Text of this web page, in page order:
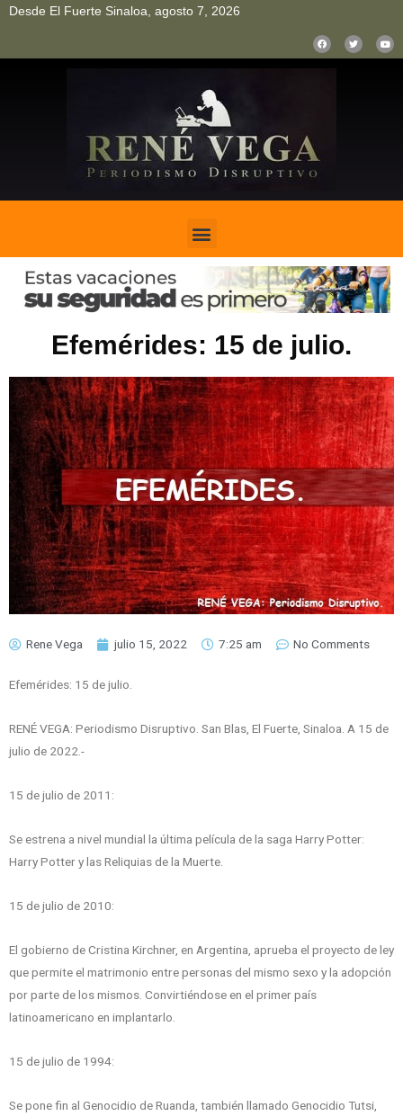
Desde El Fuerte Sinaloa, agosto 7, 2026
Efemérides: 15 de julio.
Rene Vega julio 15, 2022 7:25 am No Comments
Efemérides: 15 de julio.
RENÉ VEGA: Periodismo Disruptivo. San Blas, El Fuerte, Sinaloa. A 15 de
julio de 2022.-
15 de julio de 2011:
Se estrena a nivel mundial la última película de la saga Harry Potter:
Harry Potter y las Reliquias de la Muerte.
15 de julio de 2010:
El gobierno de Cristina Kirchner, en Argentina, aprueba el proyecto de ley
que permite el matrimonio entre personas del mismo sexo y la adopción
por parte de los mismos. Convirtiéndose en el primer país
latinoamericano en implantarlo.
15 de julio de 1994:
Se pone fin al Genocidio de Ruanda, también llamado Genocidio Tutsi,